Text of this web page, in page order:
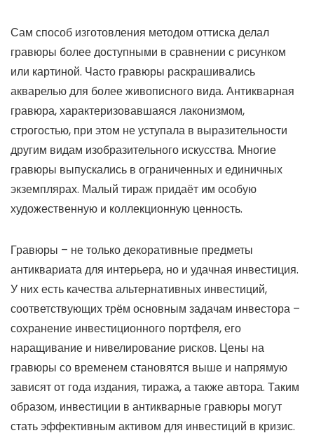
Сам способ изготовления методом оттиска делал
гравюры более доступными в сравнении с рисунком
или картиной. Часто гравюры раскрашивались
акварелью для более живописного вида. Антикварная
гравюра, характеризовавшаяся лаконизмом,
строгостью, при этом не уступала в выразительности
другим видам изобразительного искусства. Многие
гравюры выпускались в ограниченных и единичных
экземплярах. Малый тираж придаёт им особую
художественную и коллекционную ценность.
Гравюры – не только декоративные предметы
антиквариата для интерьера, но и удачная инвестиция.
У них есть качества альтернативных инвестиций,
соответствующих трём основным задачам инвестора –
сохранение инвестиционного портфеля, его
наращивание и нивелирование рисков. Цены на
гравюры со временем становятся выше и напрямую
зависят от года издания, тиража, а также автора. Таким
образом, инвестиции в антикварные гравюры могут
стать эффективным активом для инвестиций в кризис.